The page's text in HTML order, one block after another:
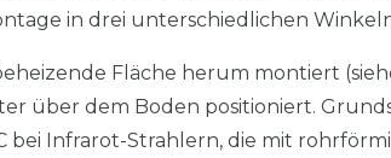
in drei unterschiedlichen
Fläche herum montiert
über dem Boden positioniert.
bei Infrarot-Strahlern, die mit